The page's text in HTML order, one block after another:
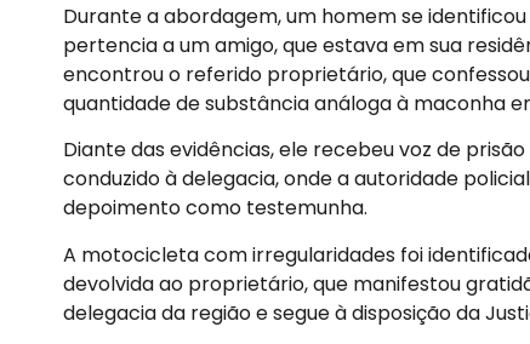
Durante a abordagem, um homem se
pertencia a um amigo, que estava em sua
encontrou o referido proprietário, que
quantidade de substância análoga à maconha
Diante das evidências, ele recebeu voz de
conduzido à delegacia, onde a autoridade
depoimento como testemunha.
A motocicleta com irregularidades foi
devolvida ao proprietário, que manifestou
delegacia da região e segue à disposição da